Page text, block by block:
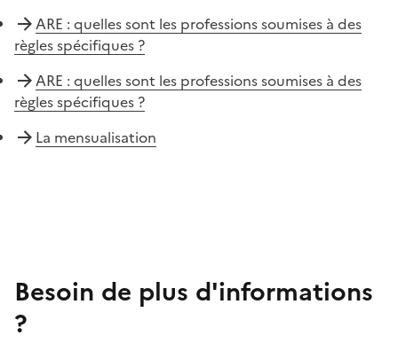
ARE : quelles sont les professions soumises à des
règles spécifiques ?
ARE : quelles sont les professions soumises à des
règles spécifiques ?
La mensualisation
Besoin de plus d'informations
?